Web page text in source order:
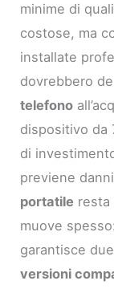
minime di
costose, ma
installate
dovrebbero
telefono
dispositivo da
di
previene
portatile resta
muove
garantisce
versioni